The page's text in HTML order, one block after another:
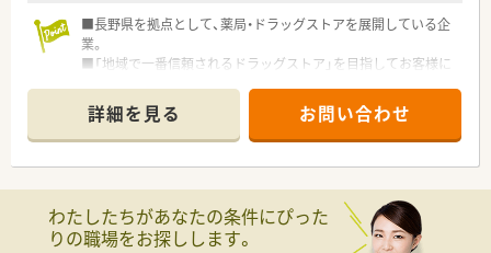
す。
■長野県を拠点として、薬局・ドラッグストアを展開している企
業。
■「地域で一番信頼されるドラッグストア」を目指してお客様に
■2015年には大手医薬品企業の参加に入り、さらなる飛躍を目
指している活気ある企業です。
詳細を見る お問い合わせ
わたしたちがあなたの条件にぴった
りの職場をお探しします。